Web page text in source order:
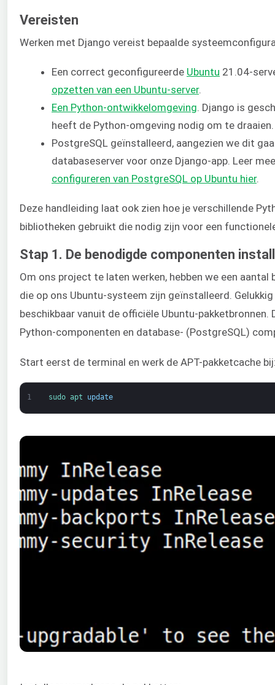
Vereisten
Werken met Django vereist bepaalde
Een correct geconfigureerde Ubuntu 21.04-
opzetten van een Ubuntu-server.
Een Python-ontwikkelomgeving . Django is
heeft de Python-omgeving nodig om te draaien.
PostgreSQL geïnstalleerd, aangezien we dit
databaseserver voor onze Django-app. Leer
configureren van PostgreSQL op Ubuntu hier.
Deze handleiding laat ook zien hoe je verschillende
bibliotheken gebruikt die nodig zijn voor een
Stap 1. De benodigde componenten
Om ons project te laten werken, hebben we een
die op ons Ubuntu-systeem zijn geïnstalleerd.
beschikbaar vanuit de officiële Ubuntu-pakketbronnen.
Python-componenten en database- (PostgreSQL)
Start eerst de terminal en werk de APT-pakketcache
1 sudo apt update